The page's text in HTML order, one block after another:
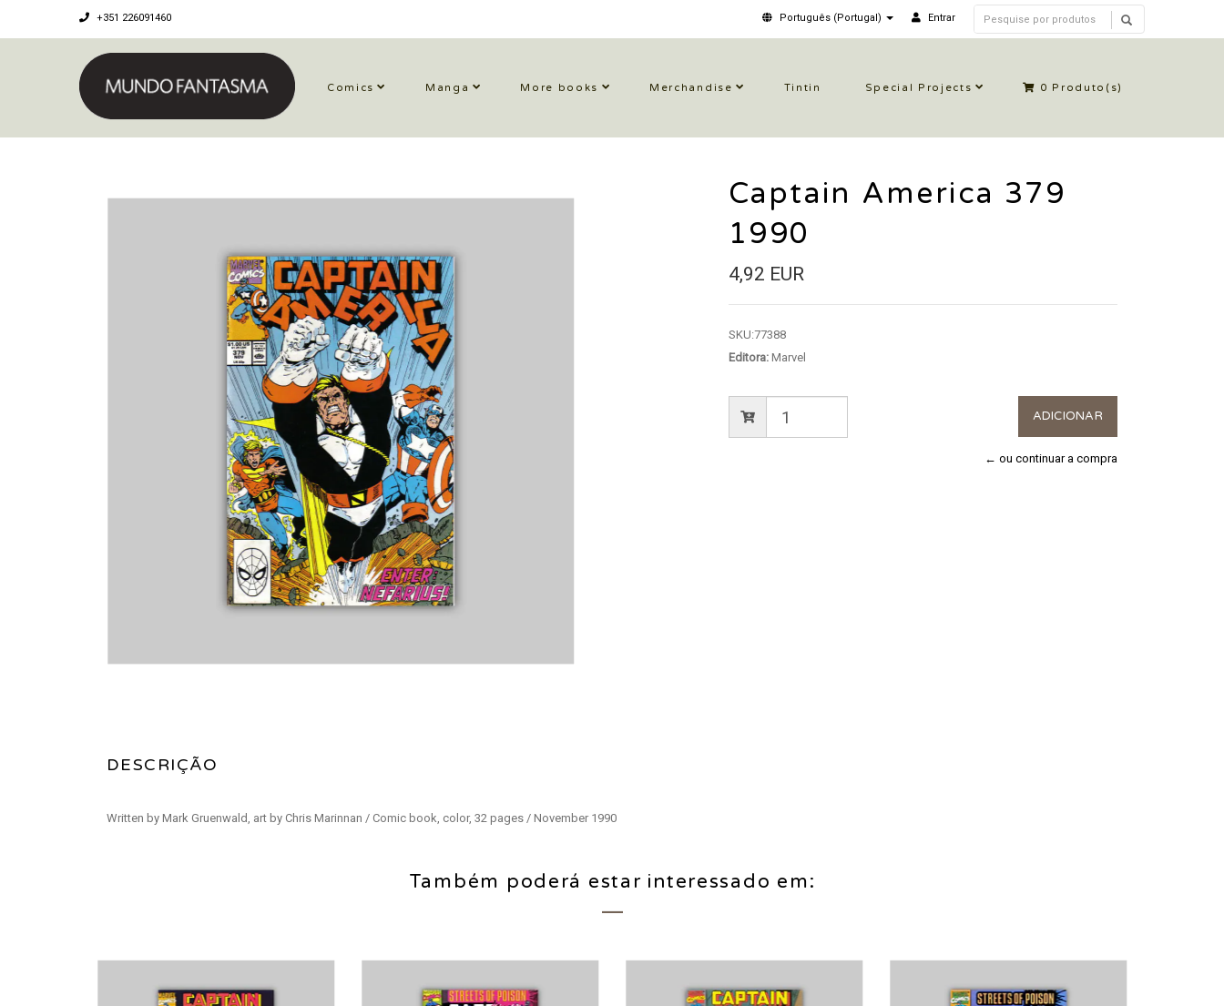
+351 226091460 Português (Portugal) Entrar
Comics Manga More books Merchandise Tintin Special Projects 0 Produto(s)
DESCRIÇÃO
Written by Mark Gruenwald, art by Chris Marinnan / Comic book, color, 32 pages / November 1990
Captain America 379
1990
4,92 EUR
SKU:77388
Editora:Marvel
← ou continuar a compra
Também poderá estar interessado em: